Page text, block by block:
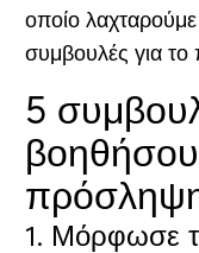
οποίο
συμβουλές για το
5
1. Μόρφωσε